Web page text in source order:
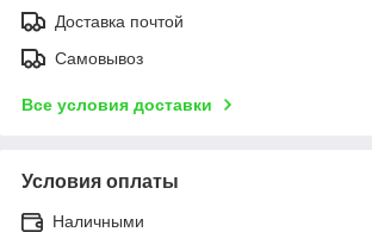
Доставка почтой
Самовывоз
Все условия доставки
Условия оплаты
Наличными